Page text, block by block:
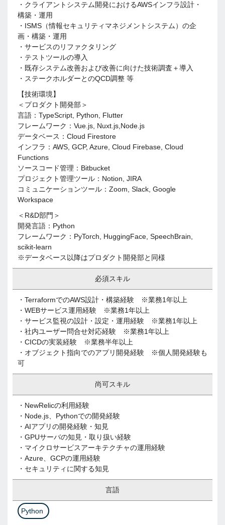
・クライアントシステム開発におけるAWSインフラ設計・
構築・運用
・ISMS（情報セキュリティマネジメントシステム）の企
画・構築・運用
・サービスのリファクタリング
・テストツールの導入
・既存システム改善および改善に向けた技術調査＋導入
・ステークホルダーとのQCD調整 等
【技術環境】
＜プロダクト開発部＞
言語：TypeScript, Python, Flutter
フレームワーク：Vue.js, Nuxt.js,Node.js
データベース：Cloud Firestore
インフラ：AWS, GCP, Azure, Cloud Firebase, Cloud
Functions
ソースコード管理：Bitbucket
プロジェクト管理ツール：Notion, JIRA
コミュニケーションツール：Zoom, Slack, Google
Workspace
＜R&D部門＞
開発言語：Python
フレームワーク：PyTorch, HuggingFace, SpeechBrain,
scikit-learn
※データベース以降はプロダクト開発部と同様
必須スキル
・TerraformでのAWS設計・構築経験 ※業務1年以上
・WEBサービス運用経験 ※業務1年以上
・サービス監視の設計・設定・運用経験 ※業務1年以上
・社内ユーザー問合せ対応経験 ※業務1年以上
・CICDの実装経験 ※業務半年以上
・オブジェクト指向でのアプリ開発経験 ※個人開発経験も
可
尚可スキル
・NewRelicの利用経験
・Node.js、Pythonでの開発経験
・AIアプリの開発経験・知見
・GPUサーバの知見・取り扱い経験
・マイクロサービスアーキテクチャの運用経験
・Azure、GCPの運用経験
・セキュリティに関する知見
言語
Python